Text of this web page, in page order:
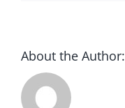
About the Author: